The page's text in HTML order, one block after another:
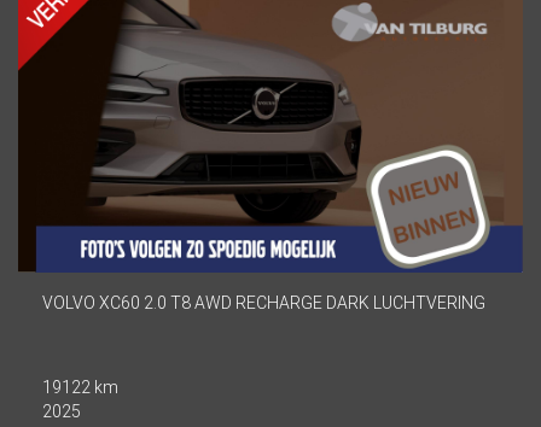
VOLVO XC60 2.0 T8 AWD RECHARGE DARK LUCHTVERING
19122 km
2025